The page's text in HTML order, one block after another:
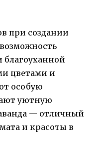
при создании
благоуханной
цветами и
особую
уютную
— отличный
и красоты в